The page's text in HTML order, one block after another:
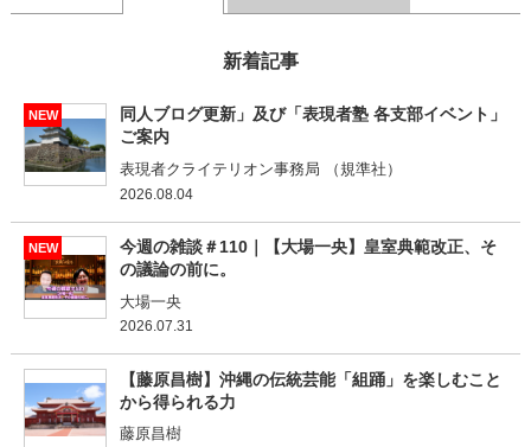
新着記事
NEW
同人ブログ更新」及び「表現者塾 各支部イベント」
ご案内
表現者クライテリオン事務局 （規準社）
2026.08.04
NEW
今週の雑談＃110｜【大場一央】皇室典範改正、そ
の議論の前に。
大場一央
2026.07.31
【藤原昌樹】沖縄の伝統芸能「組踊」を楽しむこと
から得られる力
藤原昌樹